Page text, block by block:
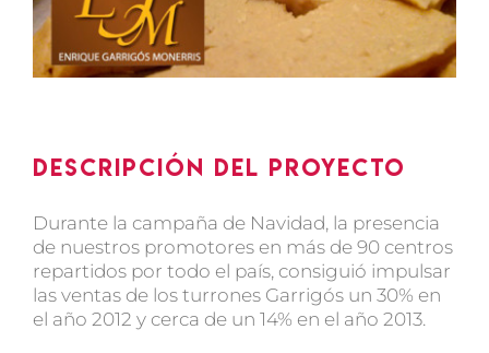
Descripción del proyecto
Durante la campaña de Navidad, la presencia
de nuestros promotores en más de 90 centros
repartidos por todo el país, consiguió impulsar
las ventas de los turrones Garrigós un 30% en
el año 2012 y cerca de un 14% en el año 2013.